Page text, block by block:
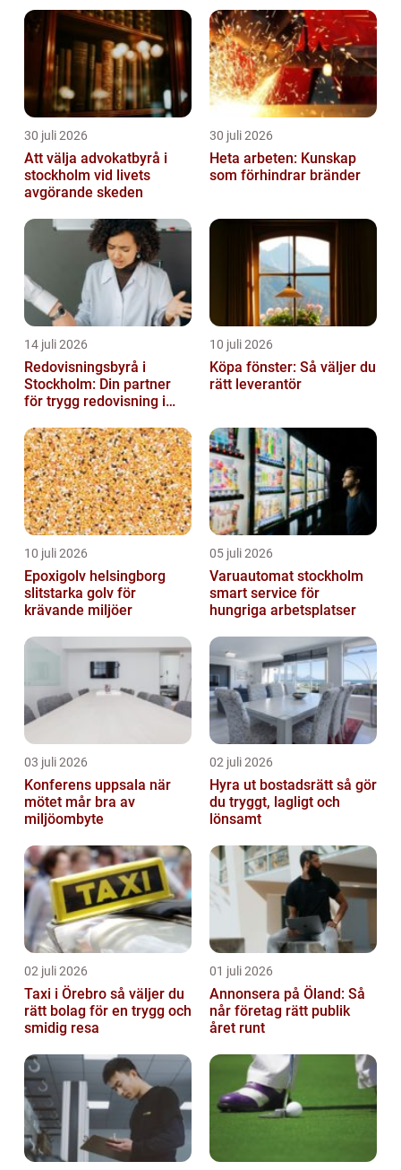
för kapitaltillväxt. Trots...
30 juli 2026
Att välja advokatbyrå i
stockholm vid livets
avgörande skeden
30 juli 2026
Heta arbeten: Kunskap
som förhindrar bränder
14 juli 2026
Redovisningsbyrå i
Stockholm: Din partner
för trygg redovisning i
10 juli 2026
Köpa fönster: Så väljer du
rätt leverantör
10 juli 2026
Epoxigolv helsingborg
slitstarka golv för
krävande miljöer
05 juli 2026
Varuautomat stockholm
smart service för
hungriga arbetsplatser
03 juli 2026
Konferens uppsala när
mötet mår bra av
miljöombyte
02 juli 2026
Hyra ut bostadsrätt så gör
du tryggt, lagligt och
lönsamt
02 juli 2026
Taxi i Örebro så väljer du
rätt bolag för en trygg och
smidig resa
01 juli 2026
Annonsera på Öland: Så
når företag rätt publik
året runt